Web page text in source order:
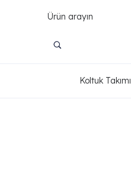
Koltuk Takımı